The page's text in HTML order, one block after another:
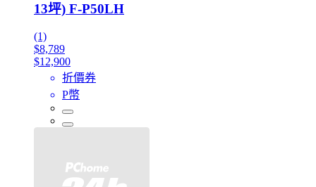
13坪) F-P50LH
(1)
$8,789
$12,900
折價券
P幣